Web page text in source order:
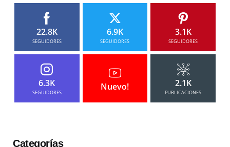
22.8K
SEGUIDORES
6.9K
SEGUIDORES
3.1K
SEGUIDORES
6.3K
SEGUIDORES
Nuevo! 2.1K
PUBLICACIONES
Categorías